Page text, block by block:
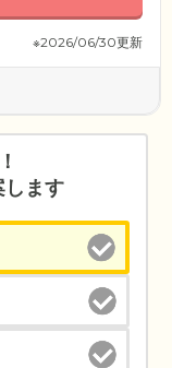
※2026/06/30更新
ます